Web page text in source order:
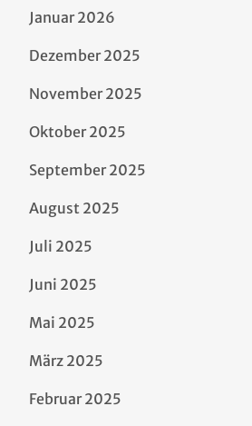
Januar 2026
Dezember 2025
November 2025
Oktober 2025
September 2025
August 2025
Juli 2025
Juni 2025
Mai 2025
März 2025
Februar 2025